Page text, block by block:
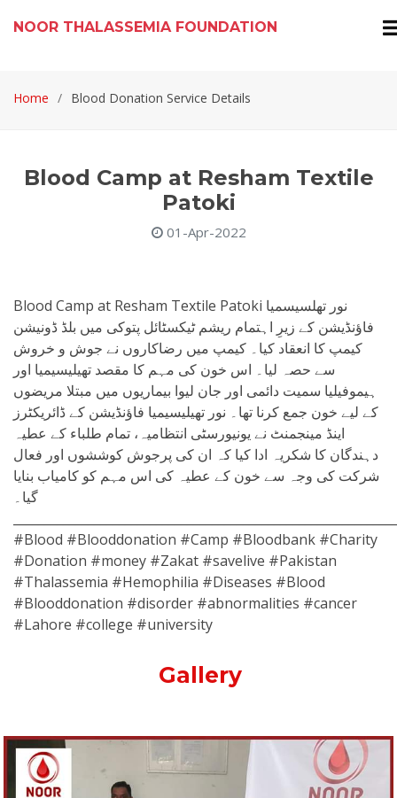
NOOR THALASSEMIA FOUNDATION
Home Blood Donation Service Details
Blood Camp at Resham Textile
Patoki
01-Apr-2022
Blood Camp at Resham Textile Patoki نور تھلسیسمیا
فاؤنڈیشن کے زیرِ اہتمام ریشم ٹیکسٹائل پتوکی میں بلڈ ڈونیشن
کیمپ کا انعقاد کیا۔ کیمپ میں رضاکاروں نے جوش و خروش
سے حصہ لیا۔ اس خون کی مہم کا مقصد تھیلیسیمیا اور
ہیموفیلیا سمیت دائمی اور جان لیوا بیماریوں میں مبتلا مریضوں
کے لیے خون جمع کرنا تھا۔ نور تھیلیسیمیا فاؤنڈیشن کے ڈائریکٹرز
اینڈ مینجمنٹ نے یونیورسٹی انتظامیہ، تمام طلباء کے عطیہ
دہندگان کا شکریہ ادا کیا کہ ان کی پرجوش کوششوں اور فعال
شرکت کی وجہ سے خون کے عطیہ کی اس مہم کو کامیاب بنایا
گیا۔
#Blood #Blooddonation #Camp #Bloodbank #Charity
#Donation #money #Zakat #savelive #Pakistan
#Thalassemia #Hemophilia #Diseases #Blood
#Blooddonation #disorder #abnormalities #cancer
#Lahore #college #university
Gallery